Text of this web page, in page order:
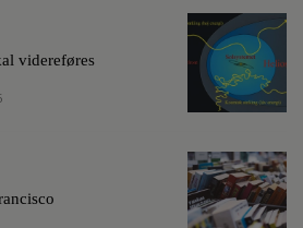
videreføres